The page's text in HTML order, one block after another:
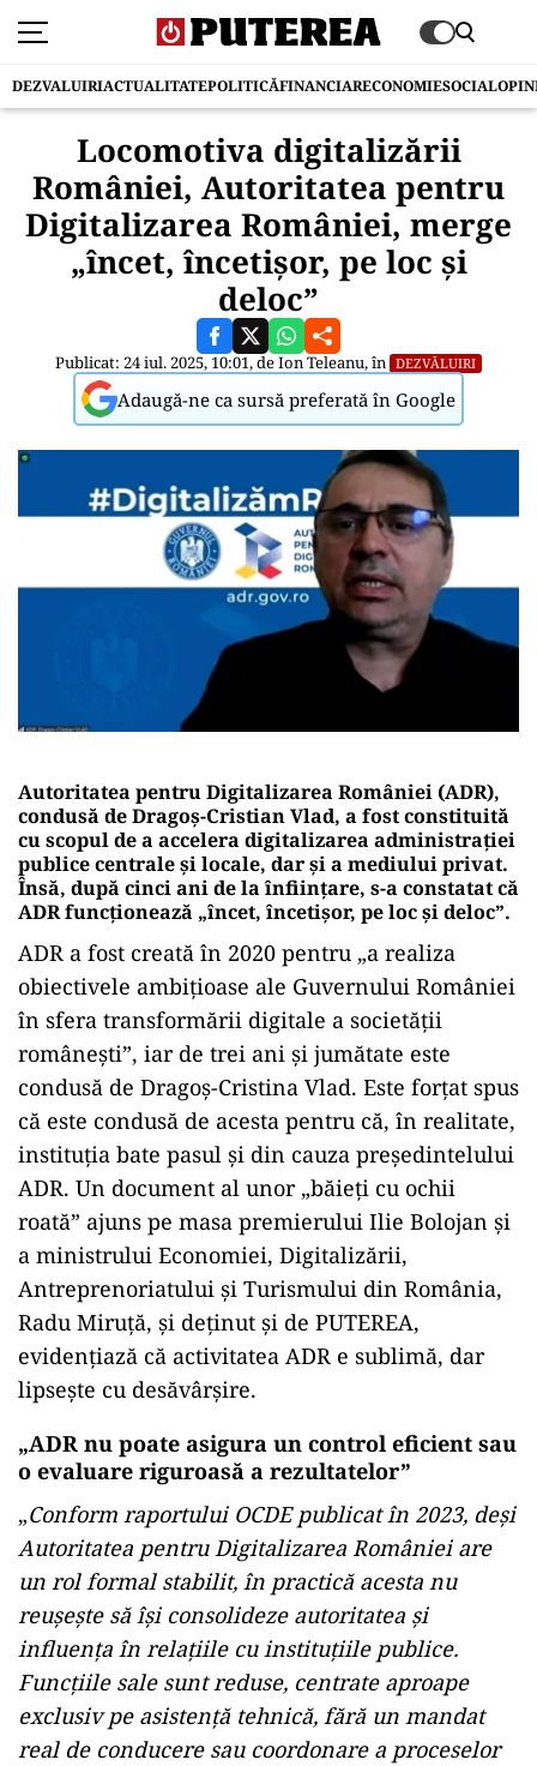
DEZVALUIRIACTUALITATEPOLITICĂFINANCIARECONOMIESOCIAL
Locomotiva digitalizării
României, Autoritatea pentru
Digitalizarea României, merge
„încet, încetișor, pe loc și
deloc”
Publicat: 24 iul. 2025, 10:01, deIon Teleanu, în DEZVĂLUIRI
Adaugă-ne ca sursă preferată în Google
Autoritatea pentru Digitalizarea României (ADR),
condusă de Dragoș-Cristian Vlad, a fost constituită
cu scopul de a accelera digitalizarea administrației
publice centrale și locale, dar și a mediului privat.
Însă, după cinci ani de la înființare, s-a constatat că
ADR funcționează „încet, încetișor, pe loc și deloc”.
ADR a fost creată în 2020 pentru „a realiza
obiectivele ambițioase ale Guvernului României
în sfera transformării digitale a societății
românești”, iar de trei ani și jumătate este
condusă de Dragoș-Cristina Vlad. Este forțat spus
că este condusă de acesta pentru că, în realitate,
instituția bate pasul și din cauza președintelului
ADR. Un document al unor „băieți cu ochii
roată” ajuns pe masa premierului Ilie Bolojan și
a ministrului Economiei, Digitalizării,
Antreprenoriatului și Turismului din România,
Radu Miruță, și deținut și de PUTEREA,
evidențiază că activitatea ADR e sublimă, dar
lipsește cu desăvârșire.
„ADR nu poate asigura un control eficient sau
o evaluare riguroasă a rezultatelor”
„Conform raportului OCDE publicat în 2023, deși
Autoritatea pentru Digitalizarea României are
un rol formal stabilit, în practică acesta nu
reușește să își consolideze autoritatea și
influența în relațiile cu instituțiile publice.
Funcțiile sale sunt reduse, centrate aproape
exclusiv pe asistență tehnică, fără un mandat
real de conducere sau coordonare a proceselor